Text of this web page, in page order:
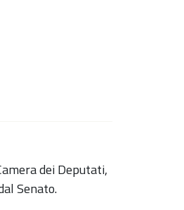
dei Deputati,
Senato.